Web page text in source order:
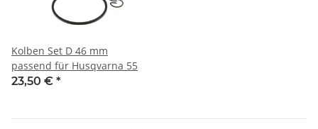
Kolben Set D 46 mm
passend für Husqvarna 55
23,50 € *